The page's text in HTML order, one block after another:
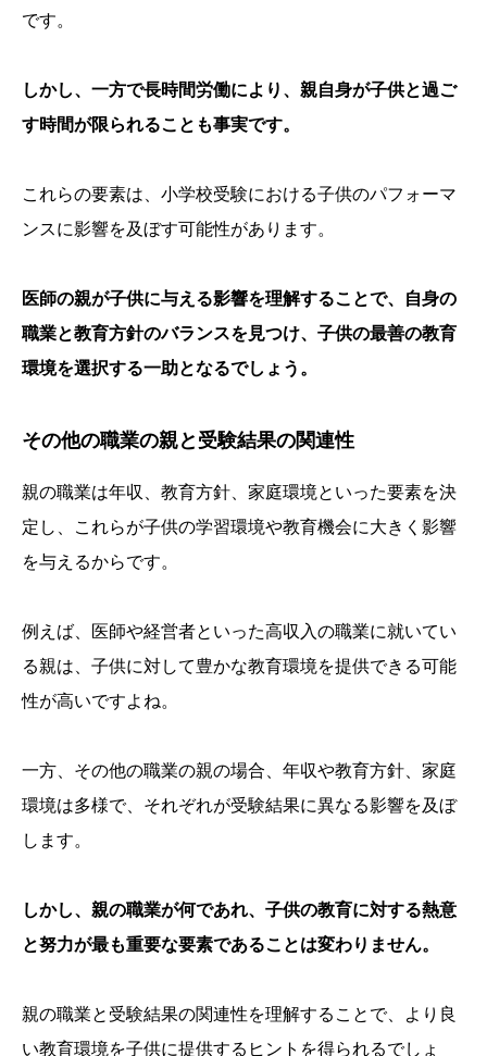
です。
しかし、一方で長時間労働により、親自身が子供と過ご
す時間が限られることも事実です。
これらの要素は、小学校受験における子供のパフォーマ
ンスに影響を及ぼす可能性があります。
医師の親が子供に与える影響を理解することで、自身の
職業と教育方針のバランスを見つけ、子供の最善の教育
環境を選択する一助となるでしょう。
その他の職業の親と受験結果の関連性
親の職業は年収、教育方針、家庭環境といった要素を決
定し、これらが子供の学習環境や教育機会に大きく影響
を与えるからです。
例えば、医師や経営者といった高収入の職業に就いてい
る親は、子供に対して豊かな教育環境を提供できる可能
性が高いですよね。
一方、その他の職業の親の場合、年収や教育方針、家庭
環境は多様で、それぞれが受験結果に異なる影響を及ぼ
します。
しかし、親の職業が何であれ、子供の教育に対する熱意
と努力が最も重要な要素であることは変わりません。
親の職業と受験結果の関連性を理解することで、より良
い教育環境を子供に提供するヒントを得られるでしょ